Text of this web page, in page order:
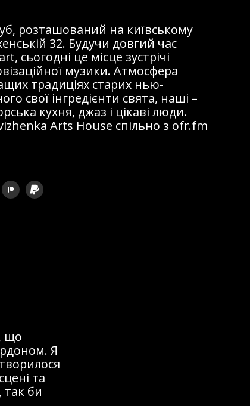
розташований на київському
32. Будучи довгий час
сьогодні це місце зустрічі
музики. Атмосфера
традиціях старих нью-
свої інгредієнти свята, наші –
кухня, джаз і цікаві люди.
Arts House спільно з ofr.fm
що
Я
та
так би